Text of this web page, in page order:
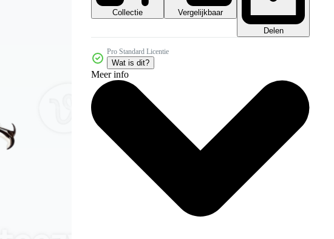
Collectie
Vergelijkbaar
Delen
Pro Standard Licentie
Wat is dit?
Meer info